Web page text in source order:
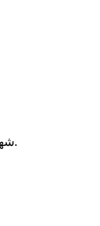
شهرستان رستم با شعار «حال خوش کتابخوانی، در سرزمین زرد طلایی رستم» و هماهنگی و همکاری همه دستگاه های فرهنگی و مردم آمادگی خود را برای نامزدی پایخت کتاب ایران اعلام کرد.